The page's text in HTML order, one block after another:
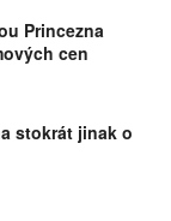
Princezna
cen
stokrát jinak o